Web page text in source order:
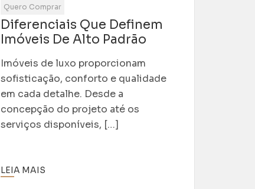
Quero Comprar
Diferenciais Que Definem
Imóveis De Alto Padrão
Imóveis de luxo proporcionam
sofisticação, conforto e qualidade
em cada detalhe. Desde a
concepção do projeto até os
serviços disponíveis, […]
LEIA MAIS